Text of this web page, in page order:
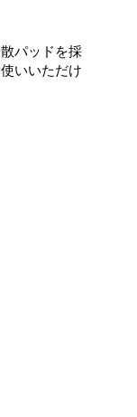
パッドを採
いいただけ